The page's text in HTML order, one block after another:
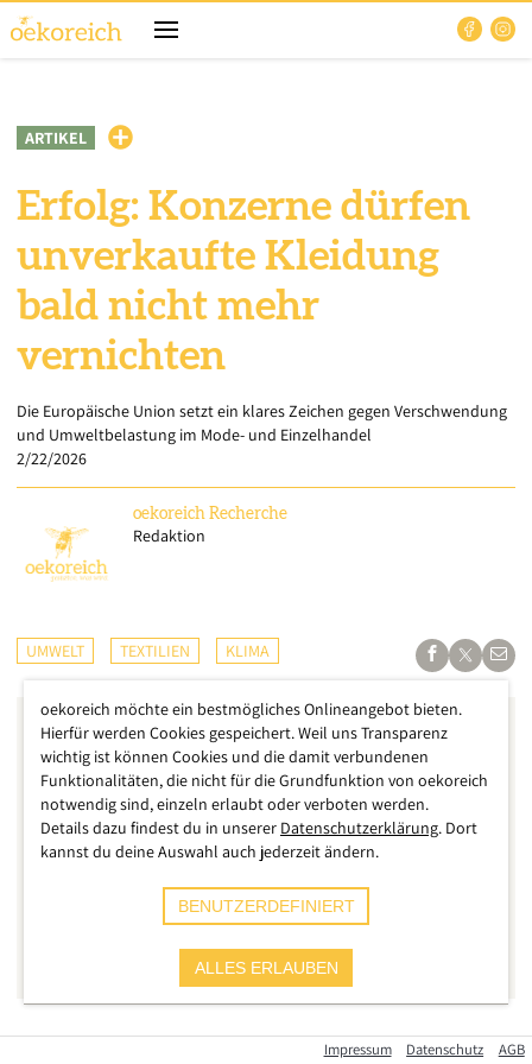
ARTIKEL
Erfolg: Konzerne dürfen
unverkaufte Kleidung
bald nicht mehr
vernichten
Die Europäische Union setzt ein klares Zeichen gegen Verschwendung
und Umweltbelastung im Mode- und Einzelhandel
2/22/2026
oekoreich Recherche
Redaktion
UMWELT TEXTILIEN KLIMA
Die Europäische Union setzt ein klares Zeichen gegen
Impressum Datenschutz AGB
oekoreich möchte ein bestmögliches Onlineangebot bieten.
Hierfür werden Cookies gespeichert. Weil uns Transparenz
wichtig ist können Cookies und die damit verbundenen
Funktionalitäten, die nicht für die Grundfunktion von oekoreich
notwendig sind, einzeln erlaubt oder verboten werden.
Details dazu findest du in unserer Datenschutzerklärung. Dort
kannst du deine Auswahl auch jederzeit ändern.
BENUTZERDEFINIERT
ALLES ERLAUBEN